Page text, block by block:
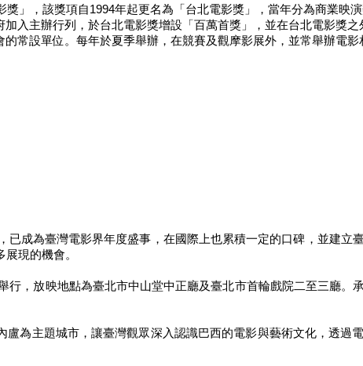
」，該獎項自1994年起更名為「台北電影獎」，當年分為商業映
入主辦行列，於台北電影獎增設「百萬首獎」，並在台北電影獎
常設單位。每年於夏季舉辦，在競賽及觀摩影展外，並常舉辦電影
已成為臺灣電影界年度盛事，在國際上也累積一定的口碑，並建立
現的機會。
行，放映地點為臺北市中山堂中正廳及臺北市首輪戲院二至三廳。
為主題城市，讓臺灣觀眾深入認識巴西的電影與藝術文化，透過